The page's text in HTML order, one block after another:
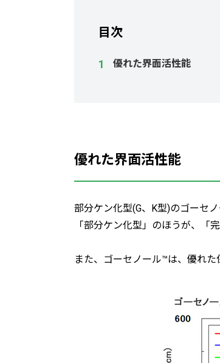
目次
優れた界面活性能
優れた界面活性能
部分ケン化型(G、K型)のゴーセ
「部分ケン化型」のほうが、「
また、ゴーセノール™は、優れた